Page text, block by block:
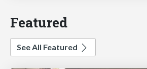
Featured
See All Featured